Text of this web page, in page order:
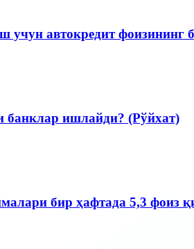
учун автокредит
банклар ишлайди? (Рўйхат)
бир ҳафтада 5,3 фоиз